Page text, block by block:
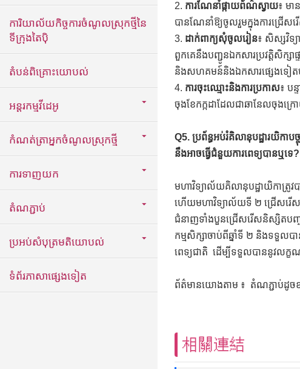
ការិយាល័យកិច្ចការចំណូលស្រុកថ្មីនៃ
ទីក្រុងតៃប៉ិ
តំបន់ពិគ្រោះយោបល់
អន្តរកម្មវីដេអូ
កំណត់ត្រាអ្នកចំណូលស្រុកថ្មី
ការទាញយក
តំណភ្ជាប់
ប្រអប់សំបុត្រមតិយោបល់
ទំព័រភាសាផ្សេងទៀត
2. ការណែនាំផ្កាយព័ណ៌ស្វាយ៖ មា
បានណែនាំឱ្យចូលរួមក្នុងការជ្រើ
3. ដាក់ពាក្យសុំចូលរៀន៖ សិស្សវិទ្
ពួកគេនឹងបញ្ជូនឯកសារប្រវត្តិសិក្សា
និងសហគមន៍និងឯកសារផ្សេងទៀត
4. ការចុះឈ្មោះនិងការប្រកាស៖ បន្
ចុងខែកក្កដាដែលជាឆានែលចុងក្រ
Q5. ប្រព័ន្ធអប់រំគិលានុបដ្ឋារយិកា
នឹងអាចធ្វើជំនួយការពេទ្យបានឬទេ?
មហាវិទ្យាល័យគិលានុបដ្ឋាយិកាត្រូ
ហើយមហាវិទ្យាល័យទី ២ ជ្រើសរើស
ជំនាញទាំងបួនជ្រើសរើសនិស្សិតបញ្ច
កម្មសិក្សាចាប់ពីឆ្នាំទី ២ និងទទួលបា
ពេទ្យជាតិ ដើម្បីទទួលបាននូវលក្ខ
ព័ត៌មានយោងតាម ៖ តំណភ្ជាប់ដូច
相關連結